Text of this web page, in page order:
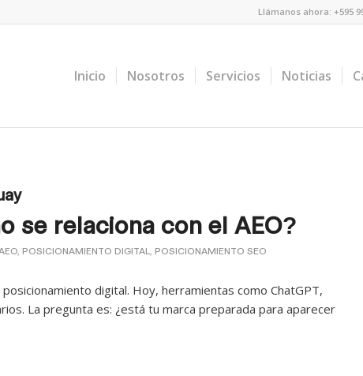
Llámanos ahora: +595
Inicio Nosotros Servicios Noticias
se relaciona con el AEO?
, POSICIONAMIENTO DIGITAL, POSICIONAMIENTO SEO
digital. Hoy, herramientas como ChatGPT,
La pregunta es: ¿está tu marca preparada para aparecer